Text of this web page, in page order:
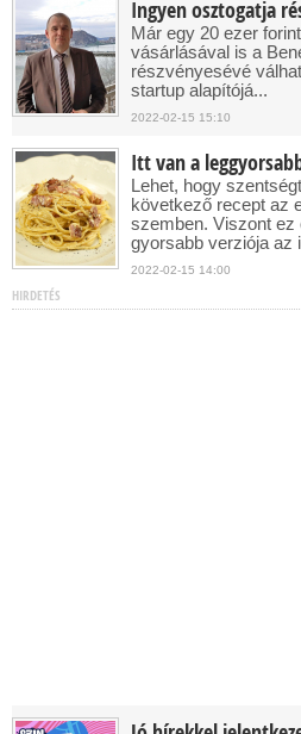
Ingyen osztogatja
Már egy 20 ezer
vásárlásával is a
részvényesévé
startup alapítójá...
2022-02-15 15:10
Itt van a
Lehet, hogy
következő recept az
szemben. Viszont
gyorsabb verziója az
2022-02-15 14:00
HIRDETÉS